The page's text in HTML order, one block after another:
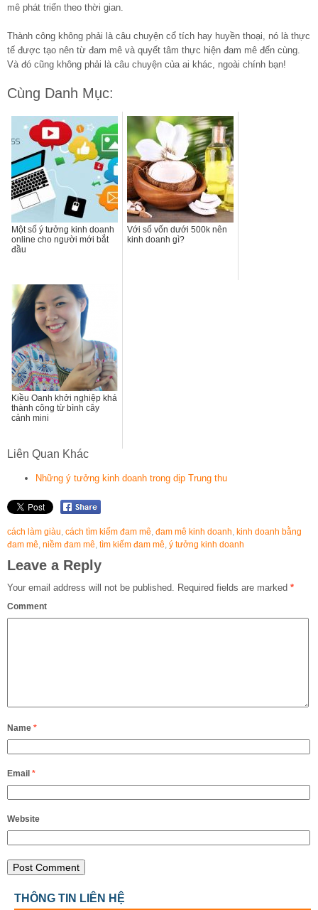
mê phát triển theo thời gian.
Thành công không phải là câu chuyện cổ tích hay huyền thoại, nó là thực
tế được tạo nên từ đam mê và quyết tâm thực hiện đam mê đến cùng.
Và đó cũng không phải là câu chuyện của ai khác, ngoài chính bạn!
Cùng Danh Mục:
Một số ý tưởng kinh doanh
online cho người mới bắt
đầu
Với số vốn dưới 500k nên
kinh doanh gì?
Kiều Oanh khởi nghiệp khá
thành công từ bình cây
cảnh mini
Liên Quan Khác
Những ý tưởng kinh doanh trong dịp Trung thu
cách làm giàu cách tìm kiếm đam mê đam mê kinh doanh kinh doanh bằng
đam mê niềm đam mê tìm kiếm đam mê ý tưởng kinh doanh
Leave a Reply
Your email address will not be published. Required fields are marked *
Comment
Name *
Email *
Website
THÔNG TIN LIÊN HỆ